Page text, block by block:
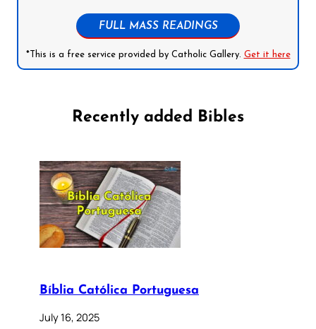
FULL MASS READINGS
*This is a free service provided by Catholic Gallery. Get it here
Recently added Bibles
Bíblia Católica Portuguesa
July 16, 2025